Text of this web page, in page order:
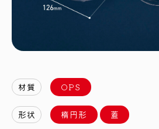
材質 OPS
形状 楕円形 蓋